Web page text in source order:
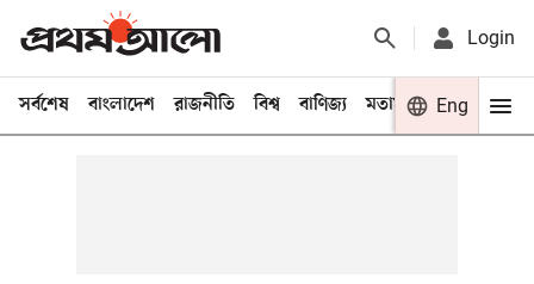
Login
সর্বশেষ বাংলাদেশ রাজনীতি বিশ্ব বাণিজ্য মতামত খেলা
Eng